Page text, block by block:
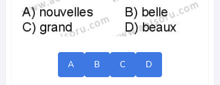
A B C D